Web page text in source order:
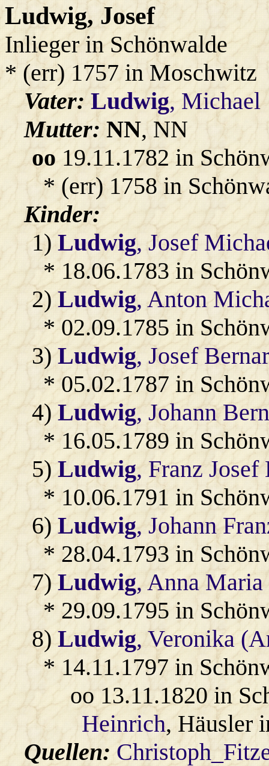
Ludwig, Josef
Inlieger in Schönwalde
* (err) 1757 in Moschwitz
Vater:Ludwig, Michael
Mutter:NN, NN
oo19.11.1782 in
* (err) 1758 in
Kinder:
1)Ludwig, Josef
* 18.06.1783 in
2)Ludwig, Anton
* 02.09.1785 in
3)Ludwig, Josef
* 05.02.1787 in
4)Ludwig, Johann
* 16.05.1789 in
5)Ludwig, Franz Josef
* 10.06.1791 in
6)Ludwig, Johann
* 28.04.1793 in
7)Ludwig, Anna Maria
* 29.09.1795 in
8)Ludwig, Veronika
* 14.11.1797 in
oo 13.11.1820 in
Heinrich, Häusler
Quellen: